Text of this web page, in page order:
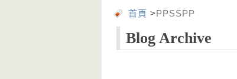
首頁 >PPSSPP
Blog Archive